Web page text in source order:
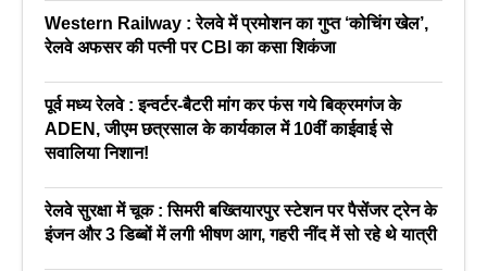
Western Railway : रेलवे में प्रमोशन का गुप्त ‘कोचिंग खेल’,
रेलवे अफसर की पत्नी पर CBI का कसा शिकंजा
पूर्व मध्य रेलवे : इन्वर्टर-बैटरी मांग कर फंस गये बिक्रमगंज के
ADEN, जीएम छत्रसाल के कार्यकाल में 10वीं काईवाई से
सवालिया निशान!
रेलवे सुरक्षा में चूक : सिमरी बख्तियारपुर स्टेशन पर पैसेंजर ट्रेन के
इंजन और 3 डिब्बों में लगी भीषण आग, गहरी नींद में सो रहे थे यात्री